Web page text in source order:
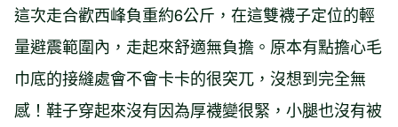
這次走合歡西峰負重約6公斤，在這雙襪子定位的輕
量避震範圍內，走起來舒適無負擔。原本有點擔心毛
巾底的接縫處會不會卡卡的很突兀，沒想到完全無
感！鞋子穿起來沒有因為厚襪變很緊，小腿也沒有被